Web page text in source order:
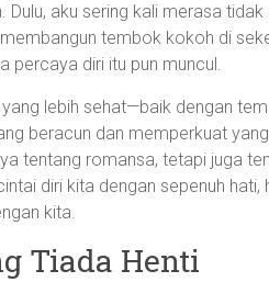
aku sering kali merasa
tembok kokoh di
percaya diri itu pun muncul.
lebih sehat—baik dengan
beracun dan memperkuat
tentang romansa, tetapi juga
diri kita dengan sepenuh
kita.
Tiada Henti